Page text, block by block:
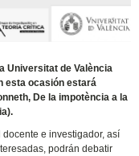
Universitat de València
esta ocasión estará
De la impotència a la
e investigador, así
podrán debatir